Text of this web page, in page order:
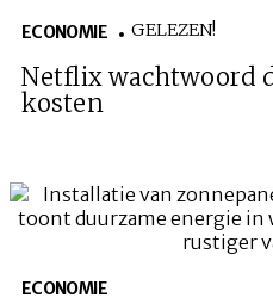
ECONOMIE GELEZEN!
Netflix wachtwoord
kosten
ECONOMIE